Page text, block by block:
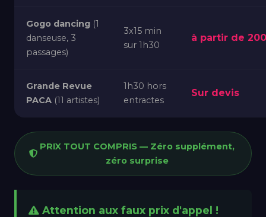
Gogo dancing (1
danseuse, 3
passages)
3x15 min
sur 1h30
à partir de
Grande Revue
PACA (11 artistes)
1h30 hors
entractes
Sur devis
PRIX TOUT COMPRIS — Zéro supplément,
zéro surprise
Attention aux faux prix d'appel !